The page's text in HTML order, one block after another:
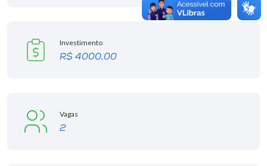
Investimento
R$ 4000,00
Vagas
2